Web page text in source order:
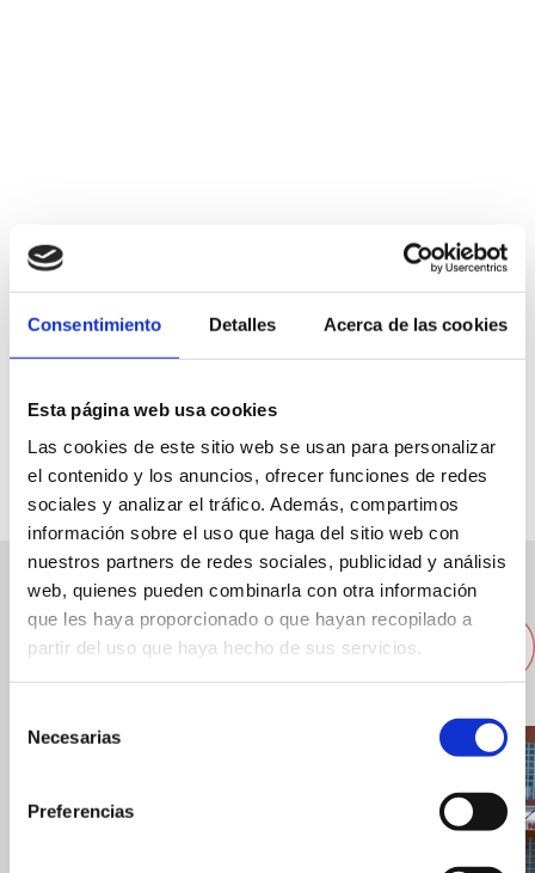
Consentimiento Detalles Acerca de las cookies
Esta página web usa cookies
Las cookies de este sitio web se usan para personalizar
el contenido y los anuncios, ofrecer funciones de redes
sociales y analizar el tráfico. Además, compartimos
información sobre el uso que haga del sitio web con
nuestros partners de redes sociales, publicidad y análisis
web, quienes pueden combinarla con otra información
que les haya proporcionado o que hayan recopilado a
partir del uso que haya hecho de sus servicios.
Necesarias
Preferencias
Andere Unternehmen in der
Nähe